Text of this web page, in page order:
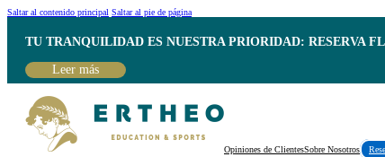
Saltar al contenido principal Saltar al pie de página
TU TRANQUILIDAD ES NUESTRA PRIORIDAD: RESERVA
Leer más
Opiniones de ClientesSobre Nosotros